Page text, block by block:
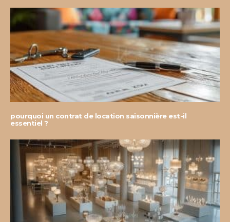
pourquoi un contrat de location saisonnière est-il
essentiel ?